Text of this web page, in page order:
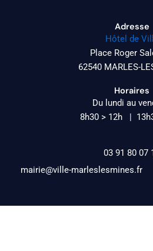
Adresse
Hôtel de
Place Roger
62540 MARLES-
Horaires
Du lundi au
8h30 > 12h |
03 91 80 07
mairie@ville-marleslesmines.fr